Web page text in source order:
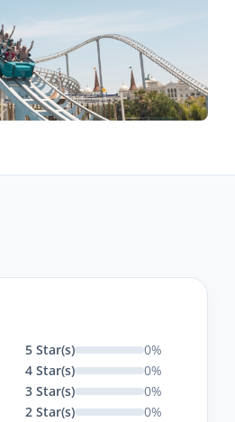
5 Star(s)
0%
4 Star(s)
0%
3 Star(s)
0%
2 Star(s)
0%